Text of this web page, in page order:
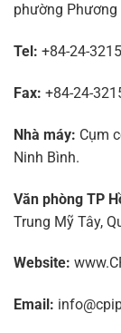
phường Phương
Tel: +84-24-
Fax: +84-24-
Nhà máy: Cụm
Ninh Bình.
Văn phòng TP
Trung Mỹ Tây,
Website:
Email: